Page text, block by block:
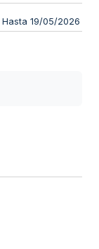
Hasta 19/05/2026